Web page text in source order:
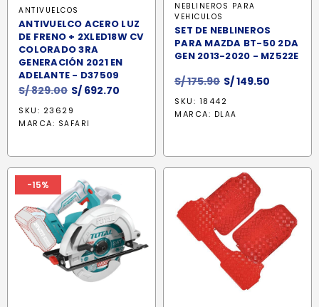
ANTIVUELCOS
ANTIVUELCO ACERO LUZ
DE FRENO + 2XLED18W CV
COLORADO 3RA
GENERACIÓN 2021 EN
ADELANTE - D37509
S/829.00 El
precio
original
S/ 692.70
SKU: 23629
MARCA: SAFARI
NEBLINEROS PARA
VEHICULOS
SET DE NEBLINEROS
PARA MAZDA BT-50 2DA
GEN 2013-2020 - MZ522E
S/175.90 El
precio
original
S/149.50
SKU: 18442
MARCA: DLAA
-15%